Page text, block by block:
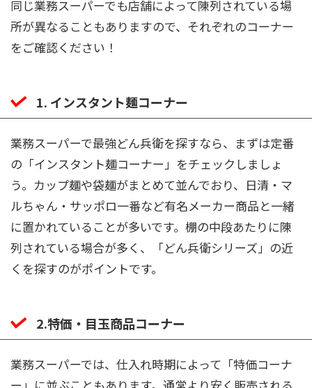
同じ業務スーパーでも店舗によって陳列されている場
所が異なることもありますので、それぞれのコーナー
をご確認ください！
1. インスタント麺コーナー
業務スーパーで最強どん兵衛を探すなら、まずは定番
の「インスタント麺コーナー」をチェックしましょ
う。カップ麺や袋麺がまとめて並んでおり、日清・マ
ルちゃん・サッポロ一番など有名メーカー商品と一緒
に置かれていることが多いです。棚の中段あたりに陳
列されている場合が多く、「どん兵衛シリーズ」の近
くを探すのがポイントです。
2.特価・目玉商品コーナー
業務スーパーでは、仕入れ時期によって「特価コーナ